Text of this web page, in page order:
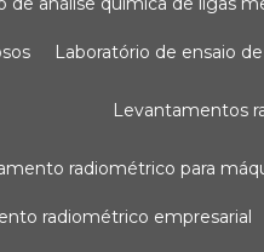
laboratório de ensaio
levantamentos
radiométrico para
radiométrico empresarial